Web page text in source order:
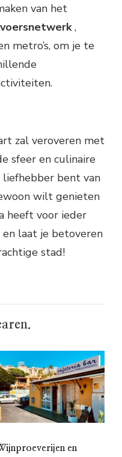
van het
,
metro’s, om je te
zal veroveren met
sfeer en culinaire
liefhebber bent van
wilt genieten
heeft voor ieder
laat je betoveren
stad!
en